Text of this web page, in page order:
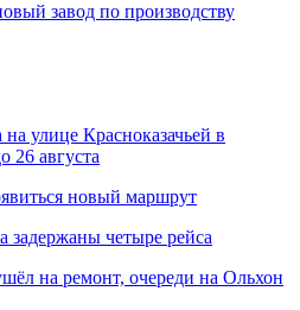
завод по производству
улице Красноказачьей в
26 августа
новый маршрут
задержаны четыре рейса
на ремонт, очереди на Ольхон